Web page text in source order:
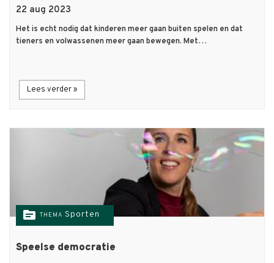
22 aug 2023
Het is echt nodig dat kinderen meer gaan buiten spelen en dat
tieners en volwassenen meer gaan bewegen. Met…
Lees verder »
topic THEMA Sporten
Speelse democratie